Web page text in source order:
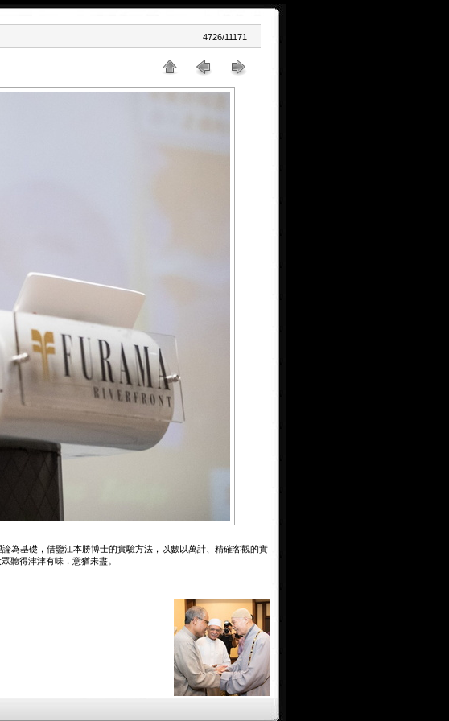
4726/11171
為基礎，借鑒江本勝博士的實驗方法，以數以萬計、精確客觀的實
聽得津津有味，意猶未盡。